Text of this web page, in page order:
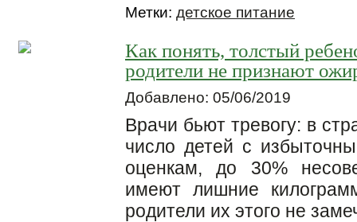
Метки: детское питание
Как понять, толстый
родители не признают
Добавлено: 05/06/2019
Врачи бьют тревогу: в
число детей с
оценкам, до 30%
имеют лишние
родители их этого не